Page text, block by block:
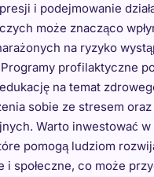
i podejmowanie
może znacząco
na ryzyko
profilaktyczne
na temat
sobie ze stresem
Warto inwestować
pomogą ludziom
i społeczne, co może